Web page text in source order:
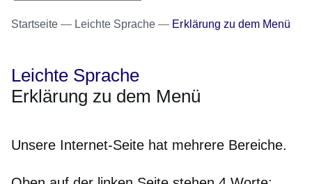
Startseite Leichte Sprache Erklärung zu dem Menü
Leichte Sprache
Erklärung zu dem Menü
Unsere Internet-Seite hat mehrere Bereiche.